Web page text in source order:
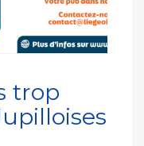
trop